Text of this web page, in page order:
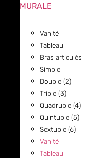
MURALE
Vanité
Tableau
Bras articulés
Simple
Double (2)
Triple (3)
Quadruple (4)
Quintuple (5)
Sextuple (6)
Vanité
Tableau